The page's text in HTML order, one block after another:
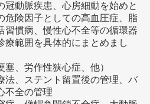
冠動脈疾患、心房細動を始めと
危険因子としての高血圧症、脂
習慣病、慢性心不全等の循環器
療範囲を具体的にまとめまし
塞、労作性狭心症、他）
法、ステント留置後の管理、バ
不全の管理